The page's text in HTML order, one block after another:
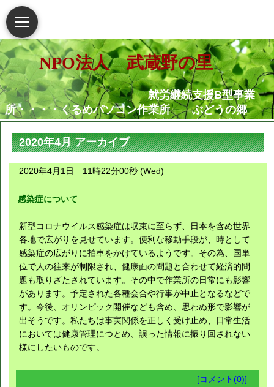
NPO法人 武蔵野の里
就労継続支援B型事業
所・・・・くるめパソコン作業所 ぶどうの郷
就労移行支援事業
所・・・・・・くるめパソコン作業所
相談支援センター武蔵野
の里
就労定着支援センターつ
障害がある人もない人も共に生き
られる地域社会の実現を願っています
2020年4月 アーカイブ
2020年4月1日 11時22分00秒 (Wed)
感染症について
新型コロナウイルス感染症は収束に至らず、日本を含め世界
各地で広がりを見せています。便利な移動手段が、時として
感染症の広がりに拍車をかけているようです。その為、国単
位で人の往来が制限され、健康面の問題と合わせて経済的問
題も取りざたされています。その中で作業所の日常にも影響
があります。予定された各種会合や行事が中止となるなどで
す。今後、オリンピック開催なども含め、思わぬ形で影響が
出そうです。私たちは事実関係を正しく受け止め、日常生活
においては健康管理につとめ、誤った情報に振り回されない
様にしたいものです。
[コメント(0)]